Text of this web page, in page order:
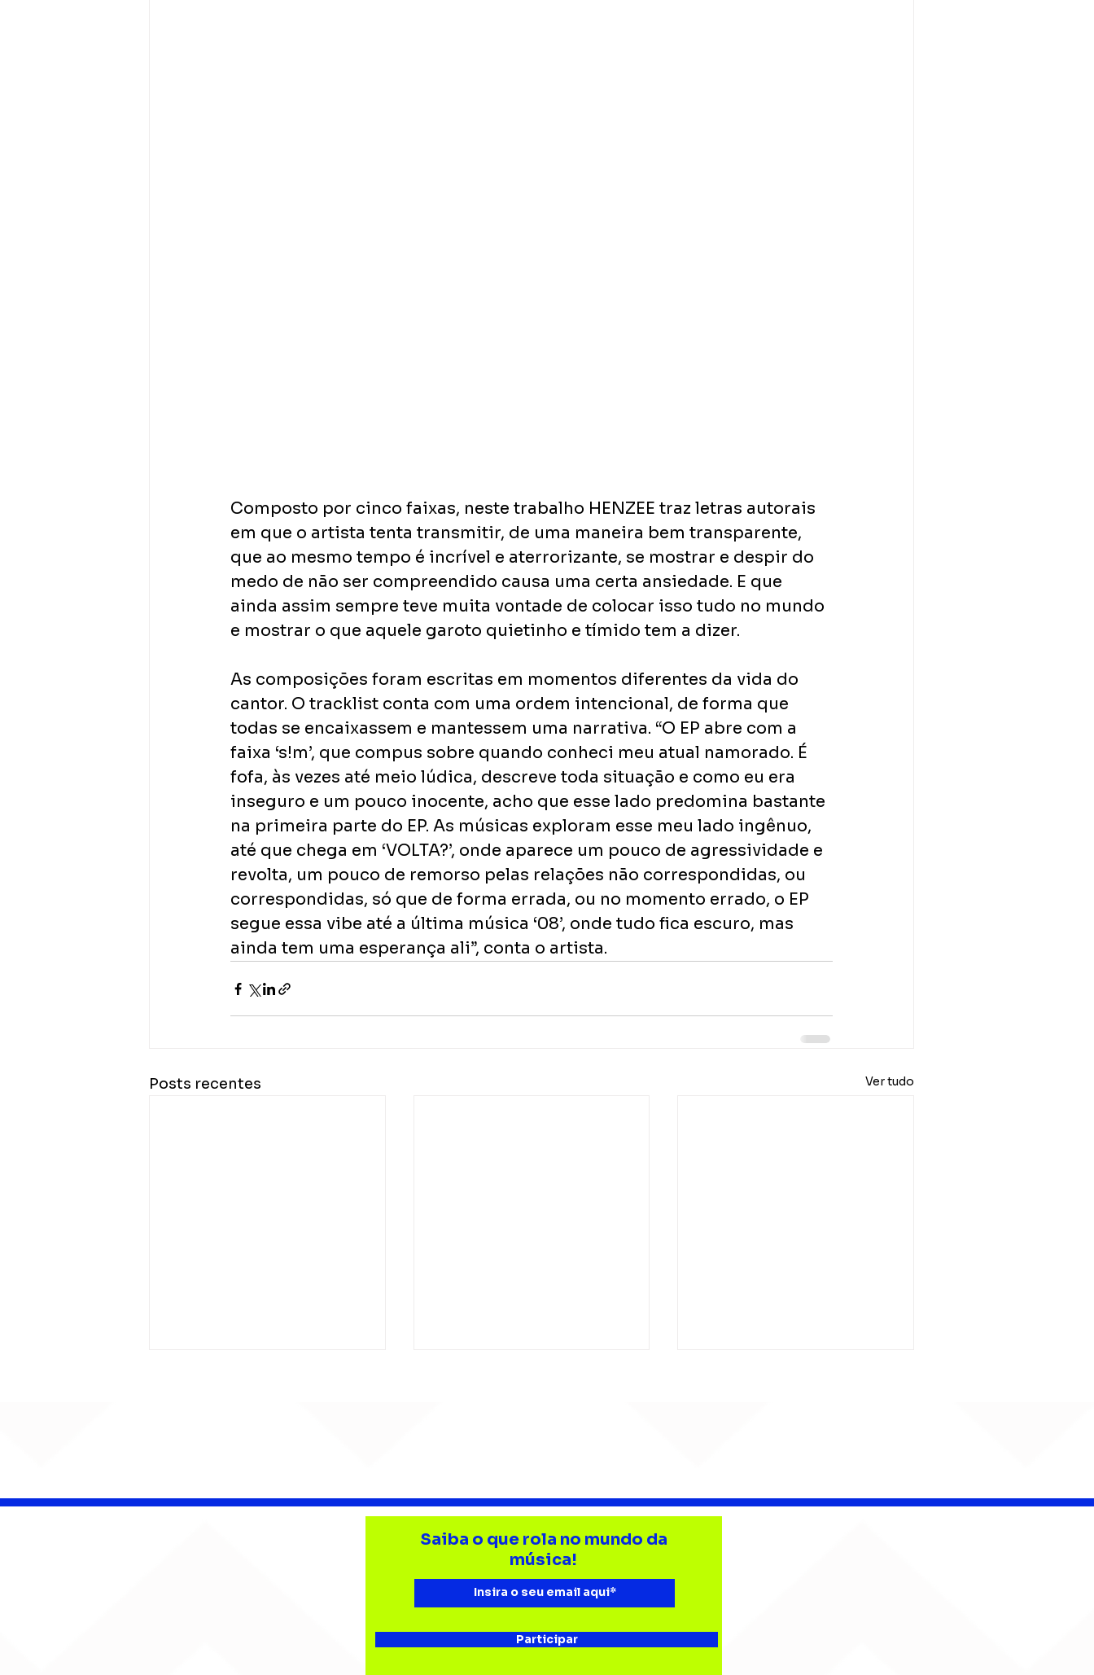
Composto por cinco faixas, neste trabalho HENZEE traz letras autorais
em que o artista tenta transmitir, de uma maneira bem transparente,
que ao mesmo tempo é incrível e aterrorizante, se mostrar e despir do
medo de não ser compreendido causa uma certa ansiedade. E que
ainda assim sempre teve muita vontade de colocar isso tudo no mundo
e mostrar o que aquele garoto quietinho e tímido tem a dizer.
As composições foram escritas em momentos diferentes da vida do
cantor. O tracklist conta com uma ordem intencional, de forma que
todas se encaixassem e mantessem uma narrativa. “O EP abre com a
faixa ‘s!m’, que compus sobre quando conheci meu atual namorado. É
fofa, às vezes até meio lúdica, descreve toda situação e como eu era
inseguro e um pouco inocente, acho que esse lado predomina bastante
na primeira parte do EP. As músicas exploram esse meu lado ingênuo,
até que chega em ‘VOLTA?’, onde aparece um pouco de agressividade e
revolta, um pouco de remorso pelas relações não correspondidas, ou
correspondidas, só que de forma errada, ou no momento errado, o EP
segue essa vibe até a última música ‘08’, onde tudo fica escuro, mas
ainda tem uma esperança ali”, conta o artista.
Posts recentes Ver tudo
CHAMELEO acerta as
Barão Vermelho reúne
formação original em
show em Ribeirão Preto
Bebé Pacheco e Ubandu
Saiba o que rola no mundo da
música!
Participar